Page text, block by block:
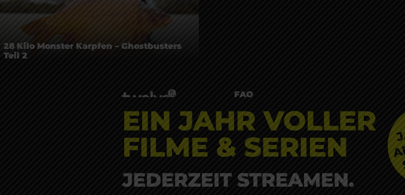
28 Kilo Monster Karpfen – Ghostbusters
Teil 2
FAQ
Kontakt
Über twelve ft. PRO
Datenschutzerklärung
AGB
Impressum